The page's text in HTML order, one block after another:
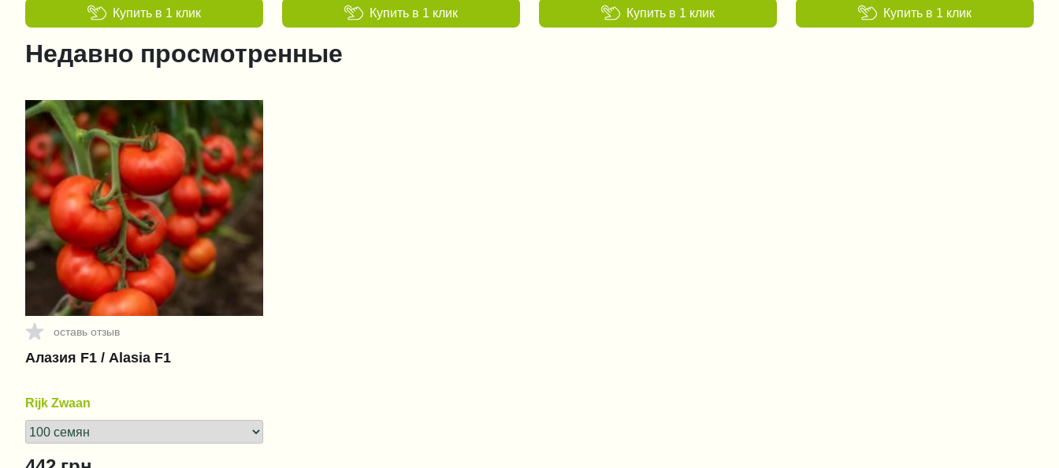
Купить в 1 клик Купить в 1 клик Купить в 1 клик Купить в 1 клик
Недавно просмотренные
оставь отзыв
Алазия F1 / Alasia F1
Rijk Zwaan